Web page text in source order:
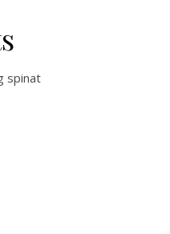
spinat